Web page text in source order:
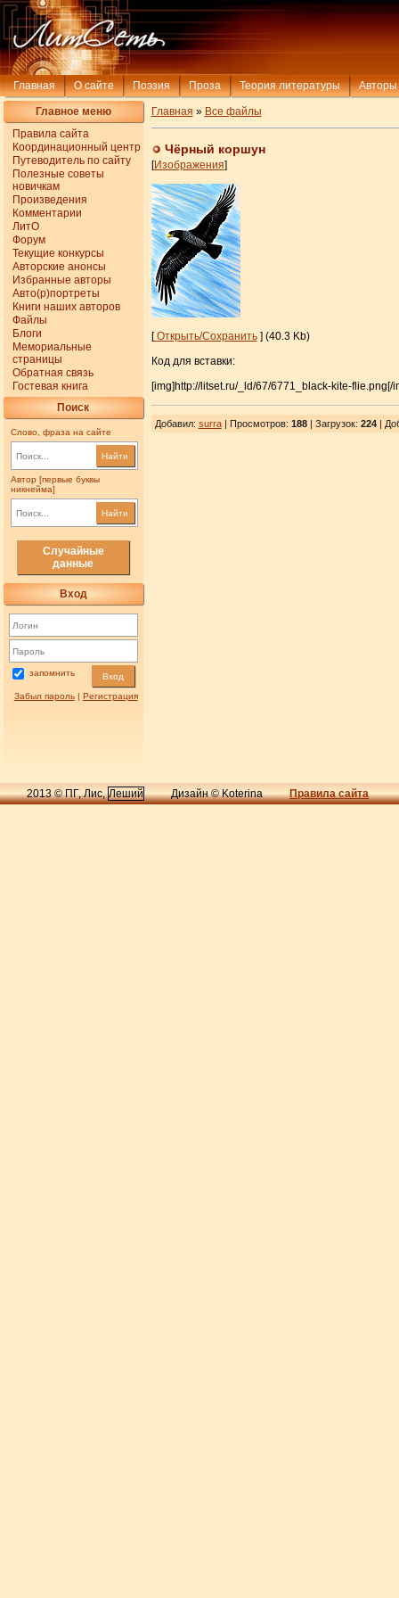
Главная О сайте Поэзия Проза Теория литературы Авторы
Главное меню
Правила сайта
Координационный центр
Путеводитель по сайту
Полезные советы
новичкам
Произведения
Комментарии
ЛитО
Форум
Текущие конкурсы
Авторские анонсы
Избранные авторы
Авто(р)портреты
Книги наших авторов
Файлы
Блоги
Мемориальные
страницы
Обратная связь
Гостевая книга
Поиск
Слово, фраза на сайте
Найти
Автор [первые буквы
никнейма]
Найти
Случайные
данные
Вход
запомнить Вход
Забыл пароль| Регистрация
Главная » Все файлы
Чёрный коршун
[Изображения]
[Открыть/Сохранить] (40.3 Kb)
Код для вставки:
[img]http://litset.ru/_ld/67/6771_black-kite-flie.png[/
Добавил: surra| Просмотров: 188| Загрузок: 224|
2013 © ПГ, Лис,Леший Дизайн © Koterina Правила сайта